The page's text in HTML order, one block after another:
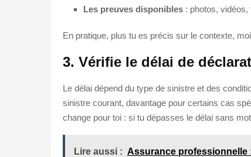
Les preuves disponibles : photos,
En pratique, plus tu es précis sur le contexte,
3. Vérifie le délai de
Le délai dépend du type de sinistre et des
sinistre courant, davantage pour certains cas
change pour toi : si tu dépasses le délai sans
Lire aussi : Assurance professionnelle